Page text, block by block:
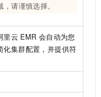
请谨慎选择。
里云 EMR 会自动为您
化集群配置，并提供符